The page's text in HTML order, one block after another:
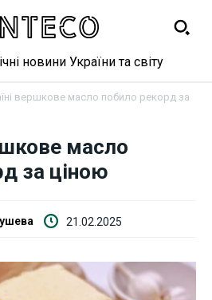
новини України та світу
вершкове масло побило рекорд за
масло
за ціною
21.02.2025